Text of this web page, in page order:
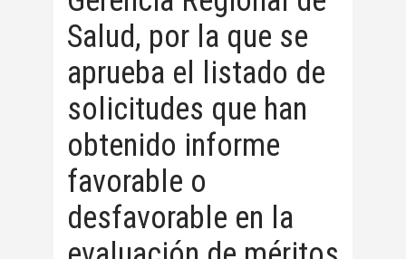
Salud, por la que se
aprueba el listado de
solicitudes que han
obtenido informe
favorable o
desfavorable en la